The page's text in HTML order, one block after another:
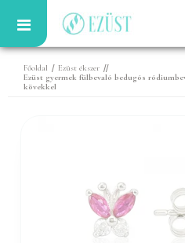
Főoldal / Ezüst ékszer //
Ezüst gyermek fülbevaló bedugós
kövekkel